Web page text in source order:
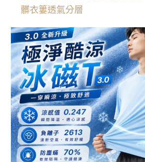
髒衣簍透氣分層